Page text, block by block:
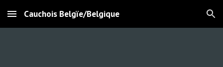
Skip to main content Skip to navigation
Cauchois Belgïe/Belgique